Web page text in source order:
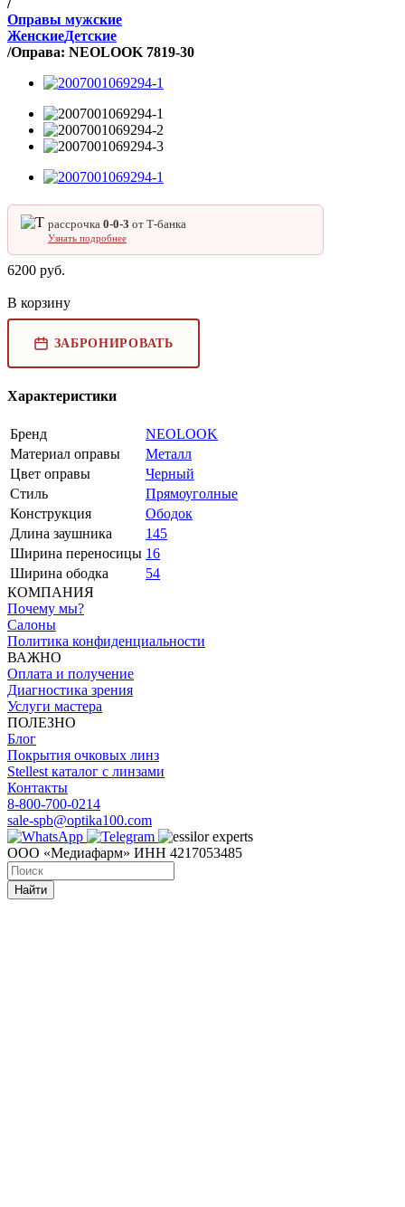
/
Оправы мужские
ЖенскиеДетские
/Оправа: NEOLOOK 7819-30
рассрочка 0‑0‑3 от Т‑банка
Узнать подробнее
6200 руб.
В корзину
ЗАБРОНИРОВАТЬ
Характеристики
Бренд
NEOLOOK
Материал оправы
Металл
Цвет оправы
Черный
Стиль
Прямоуголные
Конструкция
Ободок
Длина заушника
145
Ширина переносицы 16
Ширина ободка
54
КОМПАНИЯ
Почему мы?
Салоны
Политика конфиденциальности
ВАЖНО
Оплата и получение
Диагностика зрения
Услуги мастера
ПОЛЕЗНО
Блог
Покрытия очковых линз
Stellest каталог с линзами
Контакты
8-800-700-0214
sale-spb@optika100.com
ООО «Медиафарм» ИНН 4217053485
Найти